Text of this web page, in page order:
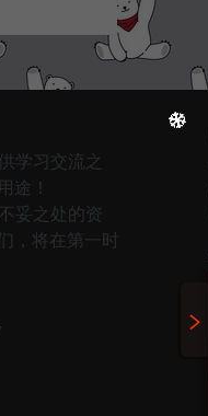
学习交流之
途！
妥之处的资
，将在第一时